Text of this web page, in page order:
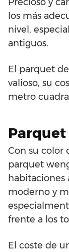
los más
nivel,
antiguos.
El parquet
valioso, su
metro
Con su color
parquet
habitaciones
moderno y
frente a los
El coste de